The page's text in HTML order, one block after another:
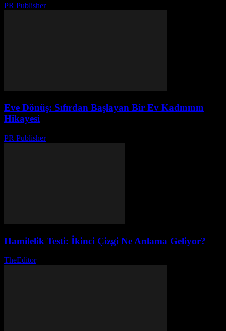
PR Publisher-
Eve Dönüş: Sıfırdan Başlayan Bir Ev Kadınının
Hikayesi
PR Publisher-
Hamilelik Testi: İkinci Çizgi Ne Anlama Geliyor?
TheEditor-